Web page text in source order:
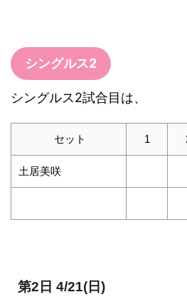
シングルス2
シングルス2試合目は、
セット 1
土居美咲
第2日 4/21(日)